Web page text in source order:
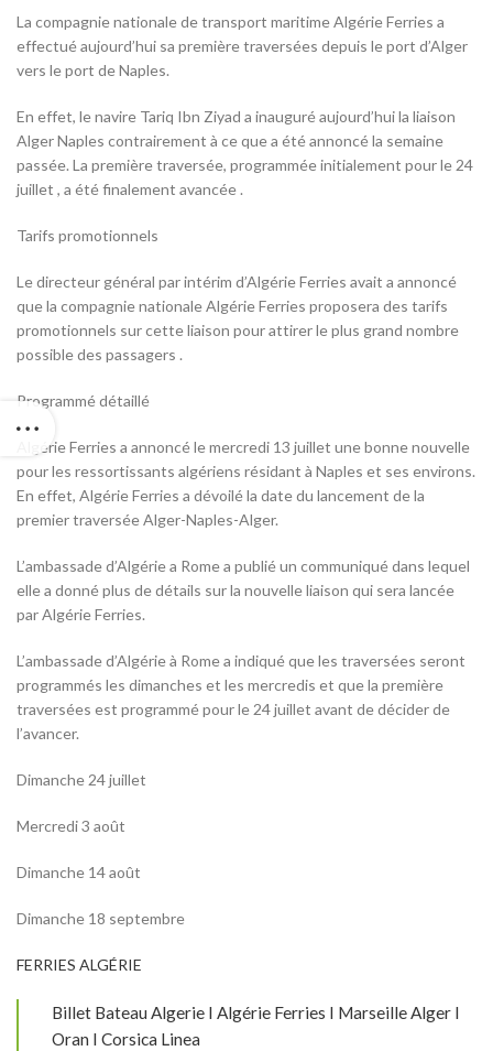
La compagnie nationale de transport maritime Algérie Ferries a
effectué aujourd’hui sa première traversées depuis le port d’Alger
vers le port de Naples.
En effet, le navire Tariq Ibn Ziyad a inauguré aujourd’hui la liaison
Alger Naples contrairement à ce que a été annoncé la semaine
passée. La première traversée, programmée initialement pour le 24
juillet , a été finalement avancée .
Tarifs promotionnels
Le directeur général par intérim d’Algérie Ferries avait a annoncé
que la compagnie nationale Algérie Ferries proposera des tarifs
promotionnels sur cette liaison pour attirer le plus grand nombre
possible des passagers .
Programmé détaillé
Algérie Ferries a annoncé le mercredi 13 juillet une bonne nouvelle
pour les ressortissants algériens résidant à Naples et ses environs.
En effet, Algérie Ferries a dévoilé la date du lancement de la
premier traversée Alger-Naples-Alger.
L’ambassade d’Algérie a Rome a publié un communiqué dans lequel
elle a donné plus de détails sur la nouvelle liaison qui sera lancée
par Algérie Ferries.
L’ambassade d’Algérie à Rome a indiqué que les traversées seront
programmés les dimanches et les mercredis et que la première
traversées est programmé pour le 24 juillet avant de décider de
l’avancer.
Dimanche 24 juillet
Mercredi 3 août
Dimanche 14 août
Dimanche 18 septembre
FERRIES ALGÉRIE
Billet Bateau Algerie I Algérie Ferries I Marseille Alger I
Oran I Corsica Linea